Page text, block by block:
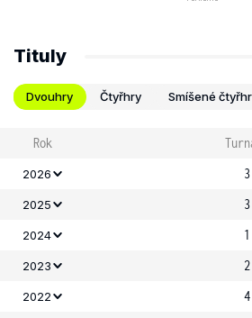
Tituly
Dvouhry Čtyřhry Smíšené
Rok
2026 3
2025 3
2024 1
2023 2
2022 4